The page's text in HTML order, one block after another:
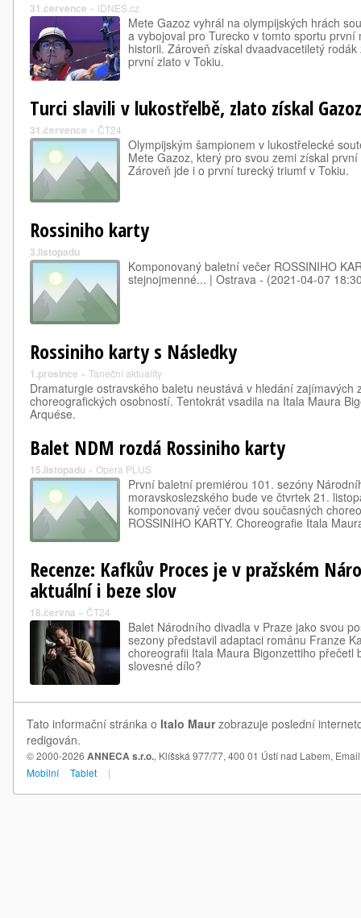
31.července » iDNES.cz
Mete Gazoz vyhrál na olympijských hrách
a vybojoval pro Turecko v tomto sportu první
historii. Zároveň získal dvaadvacetiletý
první zlato v Tokiu.
Turci slavili v lukostřelbě, zlato získal Gazoz
31.července » ČT24
Olympijským šampionem v lukostřelecké
Mete Gazoz, který pro svou zemi získal
Zároveň jde i o první turecký triumf v Tokiu.
Rossiniho karty
3.listopadu
Komponovaný baletní večer ROSSINIHO
stejnojmenné... | Ostrava - (2021-04-07
Rossiniho karty s Následky
1.prosince » Taneční aktuality
Dramaturgie ostravského baletu neustává v hledání zajímavých
choreografických osobností. Tentokrát vsadila na Itala Maura
Arquése.
Balet NDM rozdá Rossiniho karty
15.listopadu » Opera PLUS
První baletní premiérou 101. sezóny
moravskoslezského bude ve čtvrtek 21.
komponovaný večer dvou současných
ROSSINIHO KARTY. Choreografie Itala
Recenze: Kafkův Proces je v pražském
aktuální i beze slov
18.června » ČT24
Balet Národního divadla v Praze jako svou
sezony představil adaptaci románu Franze
choreografii Itala Maura Bigonzettiho přečetl
slovesné dílo?
Tato informační stránka o Italo Maurzobrazuje poslední
redigován.
© 2000-2026 ANNECA s.r.o., Klíšská 977/77, 400 01 Ústí nad Labem,
Mobilní
Tablet |